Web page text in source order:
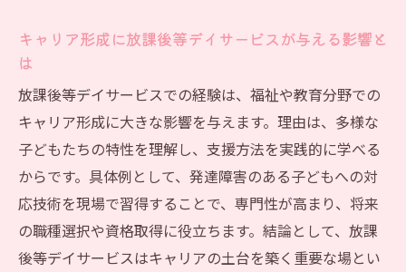
を体験
インターン活動
やりがいを感じる放課後等デイサービスの
現場支援
中高生向けプログラムで学ぶ放課後等デイ
サービスの魅力
放課後等デイサービスで得られる子どもと
キャリア形成に放課後等デイサービスが与える影響と
は
放課後等デイサービスでの経験は、福祉や教育分野での
キャリア形成に大きな影響を与えます。理由は、多様な
子どもたちの特性を理解し、支援方法を実践的に学べる
からです。具体例として、発達障害のある子どもへの対
応技術を現場で習得することで、専門性が高まり、将来
の職種選択や資格取得に役立ちます。結論として、放課
後等デイサービスはキャリアの土台を築く重要な場とい